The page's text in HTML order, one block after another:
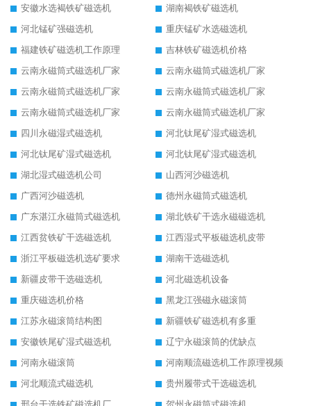
安徽水选褐铁矿磁选机
湖南褐铁矿磁选机
河北锰矿强磁选机
重庆锰矿水选磁选机
福建铁矿磁选机工作原理
吉林铁矿磁选机价格
云南永磁筒式磁选机厂家
云南永磁筒式磁选机厂家
云南永磁筒式磁选机厂家
云南永磁筒式磁选机厂家
云南永磁筒式磁选机厂家
云南永磁筒式磁选机厂家
四川永磁湿式磁选机
河北钛尾矿湿式磁选机
河北钛尾矿湿式磁选机
河北钛尾矿湿式磁选机
湖北湿式磁选机公司
山西河沙磁选机
广西河沙磁选机
德州永磁筒式磁选机
广东湛江永磁筒式磁选机
湖北铁矿干选永磁磁选机
江西贫铁矿干选磁选机
江西湿式平板磁选机皮带
浙江平板磁选机选矿要求
湖南干选磁选机
新疆皮带干选磁选机
河北磁选机设备
重庆磁选机价格
黑龙江强磁永磁滚筒
江苏永磁滚筒结构图
新疆铁矿磁选机有多重
安徽铁尾矿湿式磁选机
辽宁永磁滚筒的优缺点
河南永磁滚筒
河南顺流磁选机工作原理视频
河北顺流式磁选机
贵州履带式干选磁选机